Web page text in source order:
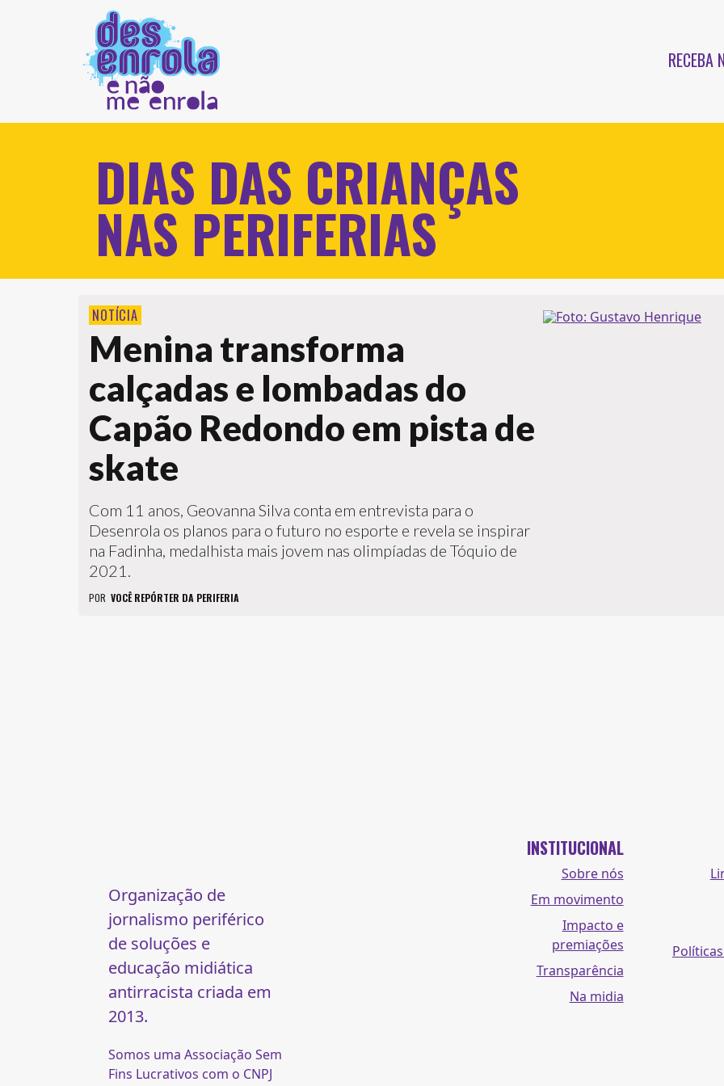
RECEBA
DIAS DAS CRIANÇAS
NAS PERIFERIAS
NOTÍCIA
Menina transforma
calçadas e lombadas do
Capão Redondo em pista de
skate
Com 11 anos, Geovanna Silva conta em entrevista para o
Desenrola os planos para o futuro no esporte e revela se inspirar
na Fadinha, medalhista mais jovem nas olimpíadas de Tóquio de
2021.
POR VOCÊ REPÓRTER DA PERIFERIA
Organização de
jornalismo periférico
de soluções e
educação midiática
antirracista criada em
2013.
Somos uma Associação Sem
Fins Lucrativos com o CNPJ
INSTITUCIONAL
Sobre nós
Em movimento
Impacto e
premiações
Transparência
Na midia